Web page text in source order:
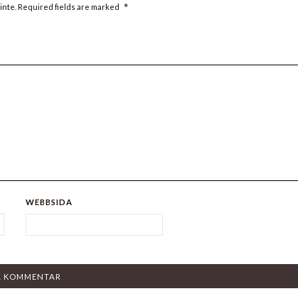
Required fields are marked *
WEBBSIDA